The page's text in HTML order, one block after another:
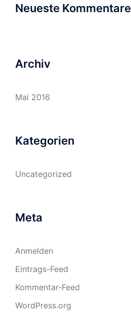
Neueste Kommentare
Archiv
Mai 2016
Kategorien
Uncategorized
Meta
Anmelden
Eintrags-Feed
Kommentar-Feed
WordPress.org